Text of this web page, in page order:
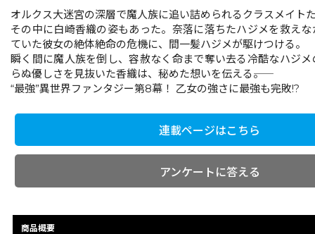
オルクス大迷宮の深層で魔人族に追い詰められるクラスメイト
その中に白崎香織の姿もあった。奈落に落ちたハジメを救え
ていた彼女の絶体絶命の危機に、間一髪ハジメが駆けつける。
瞬く間に魔人族を倒し、容赦なく命まで奪い去る冷酷なハジ
らぬ優しさを見抜いた香織は、秘めた想いを伝える――。
“最強”異世界ファンタジー第8幕！ 乙女の強さに最強も完敗!?
連載ページはこちら
アンケートに答える
商品概要